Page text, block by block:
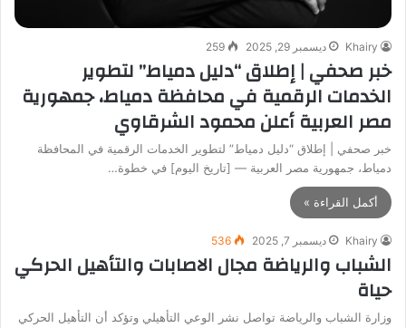
Khairy ديسمبر 29, 2025 259
خبر صحفي | إطلاق “دليل دمياط” لتطوير
الخدمات الرقمية في محافظة دمياط، جمهورية
مصر العربية أعلن محمود الشرقاوي
خبر صحفي | إطلاق “دليل دمياط” لتطوير الخدمات الرقمية في المحافظة
دمياط، جمهورية مصر العربية — [تاريخ اليوم] في خطوة…
أكمل القراءة »
Khairy ديسمبر 7, 2025 536
الشباب والرياضة مجال الاصابات والتأهيل الحركي
حياة
وزارة الشباب والرياضة تواصل نشر الوعي التأهيلي وتؤكد أن التأهيل الحركي